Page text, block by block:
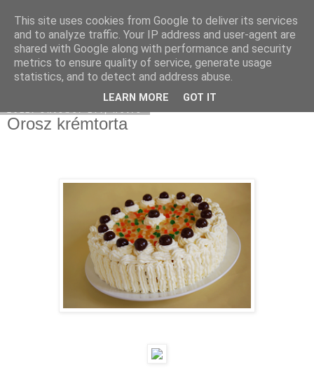
Moha Konyha
Orosz krémtorta
This site uses cookies from Google to deliver its services
and to analyze traffic. Your IP address and user-agent are
shared with Google along with performance and security
metrics to ensure quality of service, generate usage
statistics, and to detect and address abuse.
LEARN MORE GOT IT